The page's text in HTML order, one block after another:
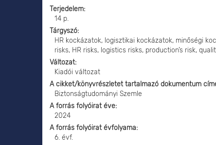
Terjedelem
14 p.
Tárgyszó
HR kockázatok, logisztikai kockázatok, minőségi
risks, HR risks, logistics risks, production’s risk,
Változat
Kiadói változat
A cikket/könyvrészletet tartalmazó dokumentum
Biztonságtudományi Szemle
A forrás folyóirat éve
2024
A forrás folyóirat évfolyama
6. évf.